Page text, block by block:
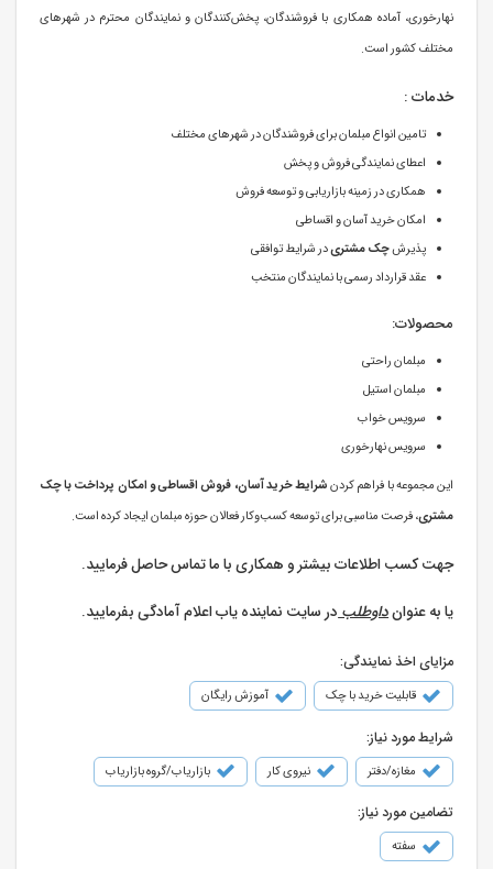
نهارخوری، آماده همکاری با فروشندگان، پخش‌کنندگان و نمایندگان محترم در شهرهای
مختلف کشور است.
خدمات :
تامین انواع مبلمان برای فروشندگان در شهرهای مختلف
اعطای نمایندگی فروش و پخش
همکاری در زمینه بازاریابی و توسعه فروش
امکان خرید آسان و اقساطی
پذیرشچک مشتریدر شرایط توافقی
عقد قرارداد رسمی با نمایندگان منتخب
محصولات:
مبلمان راحتی
مبلمان استیل
سرویس خواب
سرویس نهارخوری
این مجموعه با فراهم کردنشرایط خرید آسان، فروش اقساطی و امکان پرداخت با چک
مشتری، فرصت مناسبی برای توسعه کسب‌وکار فعالان حوزه مبلمان ایجاد کرده است.
جهت کسب اطلاعات بیشتر و همکاری با ما تماس حاصل فرمایید.
یا به عنوانداوطلبدر سایت نماینده یاب اعلام آمادگی بفرمایید.
مزایای اخذ نمایندگی:
قابلیت خرید با چک آموزش رایگان
شرایط مورد نیاز:
مغازه/دفتر نیروی کار بازاریاب/گروه بازاریاب
تضامین مورد نیاز:
سفته